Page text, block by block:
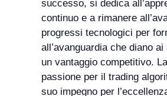
successo, si dedica
continuo e a rimanere
progressi tecnologici per
all’avanguardia che diano
un vantaggio competitivo.
passione per il trading
suo impegno per